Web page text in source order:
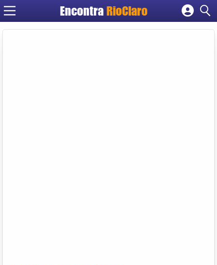
Encontra RioClaro
Cadastrar empresa